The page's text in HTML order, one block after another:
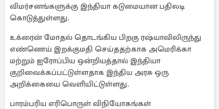
விமர்சனங்களுக்கு இந்தியா கடுமையான பதிலடி
கொடுத்துள்ளது.
உக்ரைன் மோதல் தொடங்கிய பிறகு ரஷ்யாவிலிருந்து
எண்ணெய் இறக்குமதி செய்ததற்காக அமெரிக்கா
மற்றும் ஐரோப்பிய ஒன்றியத்தால் இந்தியா
குறிவைக்கப்பட்டுள்ளதாக இந்திய அரசு ஒரு
அறிக்கையை வெளியிட்டுள்ளது.
பாரம்பரிய எரிபொருள் விநியோகங்கள்